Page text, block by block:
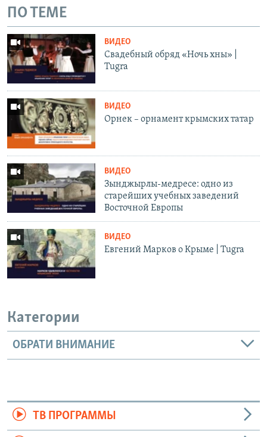
ПО ТЕМЕ
ВИДЕО
Свадебный обряд «Ночь хны» |
Tugra
ВИДЕО
Орнек – орнамент крымских татар
ВИДЕО
Зынджырлы-медресе: одно из
старейших учебных заведений
Восточной Европы
ВИДЕО
Евгений Марков о Крыме | Tugra
Категории
ОБРАТИ ВНИМАНИЕ
ТВ ПРОГРАММЫ